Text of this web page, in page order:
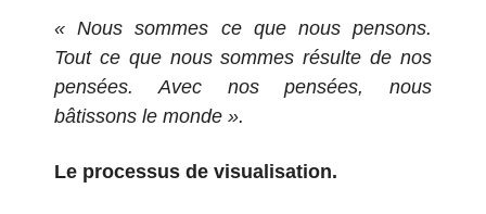
« Nous sommes ce que nous pensons.
Tout ce que nous sommes résulte de nos
pensées. Avec nos pensées, nous
bâtissons le monde ».
Le processus de visualisation.